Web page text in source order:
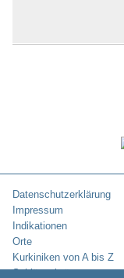
Datenschutzerklärung
Impressum
Indikationen
Orte
Kurkiniken von A bis Z
Schlüsselwörter